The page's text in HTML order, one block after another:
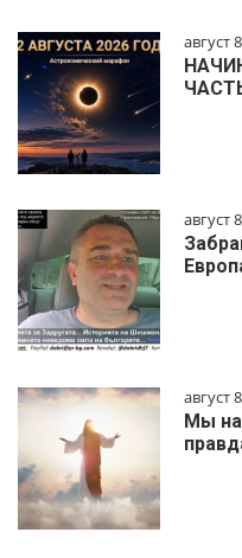
август
август
август
Мы на